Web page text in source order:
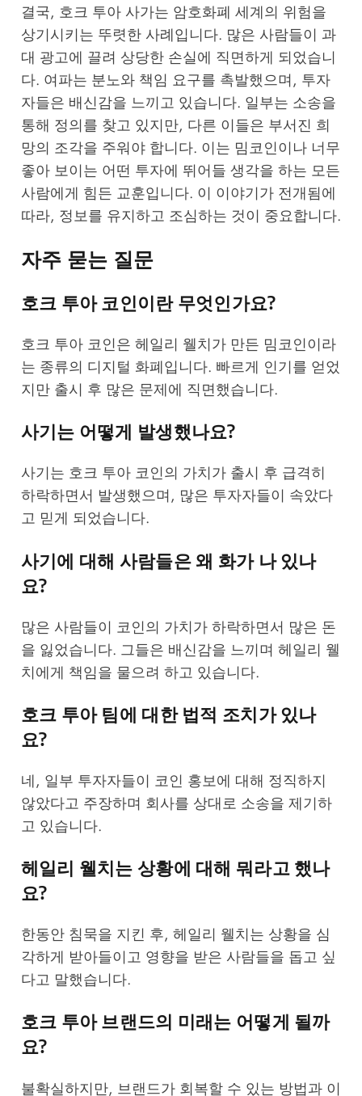
결국, 호크 투아 사가는 암호화폐 세계의 위험을
상기시키는 뚜렷한 사례입니다. 많은 사람들이 과
대 광고에 끌려 상당한 손실에 직면하게 되었습니
다. 여파는 분노와 책임 요구를 촉발했으며, 투자
자들은 배신감을 느끼고 있습니다. 일부는 소송을
통해 정의를 찾고 있지만, 다른 이들은 부서진 희
망의 조각을 주워야 합니다. 이는 밈코인이나 너무
좋아 보이는 어떤 투자에 뛰어들 생각을 하는 모든
사람에게 힘든 교훈입니다. 이 이야기가 전개됨에
따라, 정보를 유지하고 조심하는 것이 중요합니다.
자주 묻는 질문
호크 투아 코인이란 무엇인가요?
호크 투아 코인은 헤일리 웰치가 만든 밈코인이라
는 종류의 디지털 화폐입니다. 빠르게 인기를 얻었
지만 출시 후 많은 문제에 직면했습니다.
사기는 어떻게 발생했나요?
사기는 호크 투아 코인의 가치가 출시 후 급격히
하락하면서 발생했으며, 많은 투자자들이 속았다
고 믿게 되었습니다.
사기에 대해 사람들은 왜 화가 나 있나
요?
많은 사람들이 코인의 가치가 하락하면서 많은 돈
을 잃었습니다. 그들은 배신감을 느끼며 헤일리 웰
치에게 책임을 물으려 하고 있습니다.
호크 투아 팀에 대한 법적 조치가 있나
요?
네, 일부 투자자들이 코인 홍보에 대해 정직하지
않았다고 주장하며 회사를 상대로 소송을 제기하
고 있습니다.
헤일리 웰치는 상황에 대해 뭐라고 했나
요?
한동안 침묵을 지킨 후, 헤일리 웰치는 상황을 심
각하게 받아들이고 영향을 받은 사람들을 돕고 싶
다고 말했습니다.
호크 투아 브랜드의 미래는 어떻게 될까
요?
불확실하지만, 브랜드가 회복할 수 있는 방법과 이